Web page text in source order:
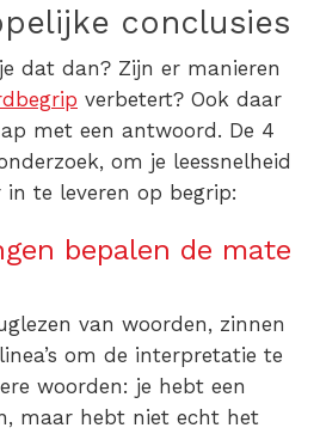
conclusies
dat dan? Zijn er manieren
verbetert? Ook daar
met een antwoord. De 4
om je leessnelheid
te leveren op begrip:
bepalen de mate
van woorden, zinnen
om de interpretatie te
woorden: je hebt een
maar hebt niet echt het